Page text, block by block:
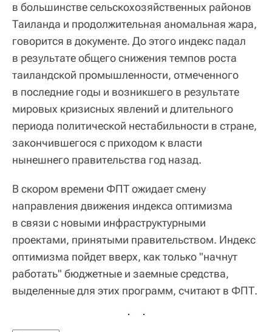
в большинстве сельскохозяйственных районов
Таиланда и продолжительная аномальная жара,
говорится в документе. До этого индекс падал
в результате общего снижения темпов роста
таиландской промышленности, отмеченного
в последние годы и возникшего в результате
мировых кризисных явлений и длительного
периода политической нестабильности в стране,
закончившегося с приходом к власти
нынешнего правительства год назад.
В скором времени ФПТ ожидает смену
направления движения индекса оптимизма
в связи с новыми инфраструктурными
проектами, принятыми правительством. Индекс
оптимизма пойдет вверх, как только "начнут
работать" бюджетные и заемные средства,
выделенные для этих программ, считают в ФПТ.